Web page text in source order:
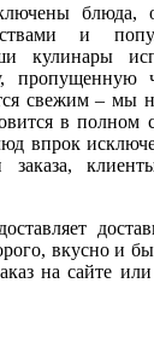
блюда,
и
кулинары
пропущенную
свежим – мы
в полном
впрок
заказа,
вкусно и
на сайте